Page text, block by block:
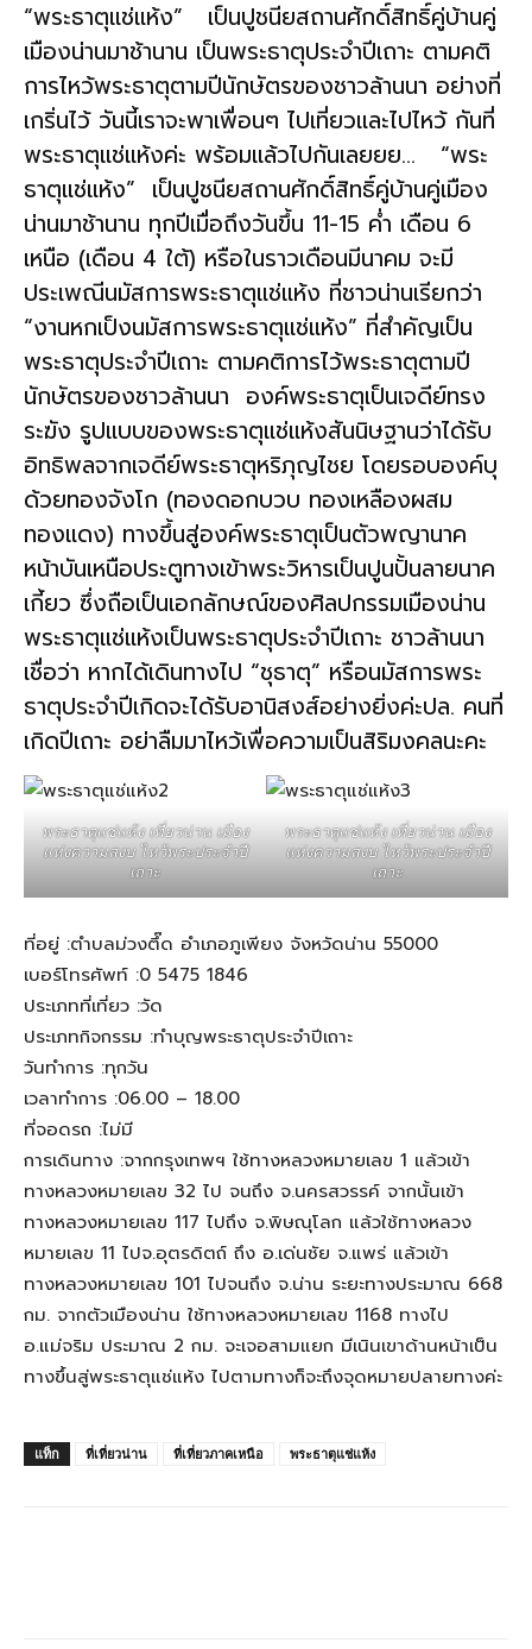
“พระธาตุแช่แห้ง” เป็นปูชนียสถานศักดิ์สิทธิ์คู่บ้านคู่
เมืองน่านมาช้านาน เป็นพระธาตุประจำปีเถาะ ตามคติ
การไหว้พระธาตุตามปีนักษัตรของชาวล้านนา อย่างที่
เกริ่นไว้ วันนี้เราจะพาเพื่อนๆ ไปเที่ยวและไปไหว้ กันที่
พระธาตุแช่แห้งค่ะ พร้อมแล้วไปกันเลยยย… “พระ
ธาตุแช่แห้ง” เป็นปูชนียสถานศักดิ์สิทธิ์คู่บ้านคู่เมือง
น่านมาช้านาน ทุกปีเมื่อถึงวันขึ้น 11-15 ค่ำ เดือน 6
เหนือ (เดือน 4 ใต้) หรือในราวเดือนมีนาคม จะมี
ประเพณีนมัสการพระธาตุแช่แห้ง ที่ชาวน่านเรียกว่า
“งานหกเป็งนมัสการพระธาตุแช่แห้ง” ที่สำคัญเป็น
พระธาตุประจำปีเถาะ ตามคติการไว้พระธาตุตามปี
นักษัตรของชาวล้านนา องค์พระธาตุเป็นเจดีย์ทรง
ระฆัง รูปแบบของพระธาตุแช่แห้งสันนิษฐานว่าได้รับ
อิทธิพลจากเจดีย์พระธาตุหริภุญไชย โดยรอบองค์บุ
ด้วยทองจังโก (ทองดอกบวบ ทองเหลืองผสม
ทองแดง) ทางขึ้นสู่องค์พระธาตุเป็นตัวพญานาค
หน้าบันเหนือประตูทางเข้าพระวิหารเป็นปูนปั้นลายนาค
เกี้ยว ซึ่งถือเป็นเอกลักษณ์ของศิลปกรรมเมืองน่าน
พระธาตุแช่แห้งเป็นพระธาตุประจำปีเถาะ ชาวล้านนา
เชื่อว่า หากได้เดินทางไป “ชุธาตุ” หรือนมัสการพระ
ธาตุประจำปีเกิดจะได้รับอานิสงส์อย่างยิ่งค่ะปล. คนที่
เกิดปีเถาะ อย่าลืมมาไหว้เพื่อความเป็นสิริมงคลนะคะ
พระธาตุแช่แห้ง เที่ยวน่าน เมือง
แห่งความสงบ ไหว้พระประจำปี
เถาะ
พระธาตุแช่แห้ง เที่ยวน่าน เมือง
แห่งความสงบ ไหว้พระประจำปี
เถาะ
ที่อยู่ :ตำบลม่วงตึ๊ด อำเภอภูเพียง จังหวัดน่าน 55000
เบอร์โทรศัพท์ :0 5475 1846
ประเภทที่เที่ยว :วัด
ประเภทกิจกรรม :ทำบุญพระธาตุประจำปีเถาะ
วันทำการ :ทุกวัน
เวลาทำการ :06.00 – 18.00
ที่จอดรถ :ไม่มี
การเดินทาง :จากกรุงเทพฯ ใช้ทางหลวงหมายเลข 1 แล้วเข้า
ทางหลวงหมายเลข 32 ไป จนถึง จ.นครสวรรค์ จากนั้นเข้า
ทางหลวงหมายเลข 117 ไปถึง จ.พิษณุโลก แล้วใช้ทางหลวง
หมายเลข 11 ไปจ.อุตรดิตถ์ ถึง อ.เด่นชัย จ.แพร่ แล้วเข้า
ทางหลวงหมายเลข 101 ไปจนถึง จ.น่าน ระยะทางประมาณ 668
กม. จากตัวเมืองน่าน ใช้ทางหลวงหมายเลข 1168 ทางไป
อ.แม่จริม ประมาณ 2 กม. จะเจอสามแยก มีเนินเขาด้านหน้าเป็น
ทางขึ้นสู่พระธาตุแช่แห้ง ไปตามทางก็จะถึงจุดหมายปลายทางค่ะ
แท็ก ที่เที่ยวน่าน ที่เที่ยวภาคเหนือ พระธาตุแช่แห้ง